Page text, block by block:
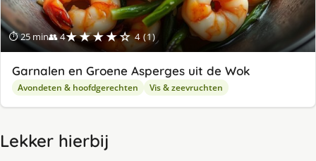
⏱ 25 min👥 4★★★★☆ 4 (1)
Garnalen en Groene Asperges uit de Wok
Avondeten & hoofdgerechten Vis & zeevruchten
Lekker hierbij